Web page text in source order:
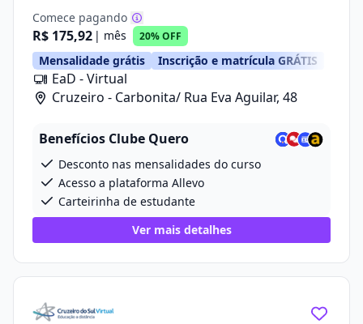
Comece pagando
R$ 175,92 | mês 20% OFF
Mensalidade grátis Inscrição e matrícula GRÁTIS
EaD - Virtual
Cruzeiro - Carbonita/ Rua Eva Aguilar, 48
Benefícios Clube Quero
Desconto nas mensalidades do curso
Acesso a plataforma Allevo
Carteirinha de estudante
Ver mais detalhes